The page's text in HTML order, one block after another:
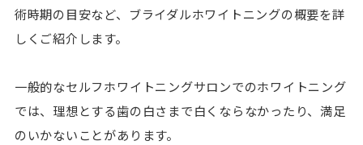
術時期の目安など、ブライダルホワイトニングの概要を詳
しくご紹介します。
一般的なセルフホワイトニングサロンでのホワイトニング
では、理想とする歯の白さまで白くならなかったり、満足
のいかないことがあります。